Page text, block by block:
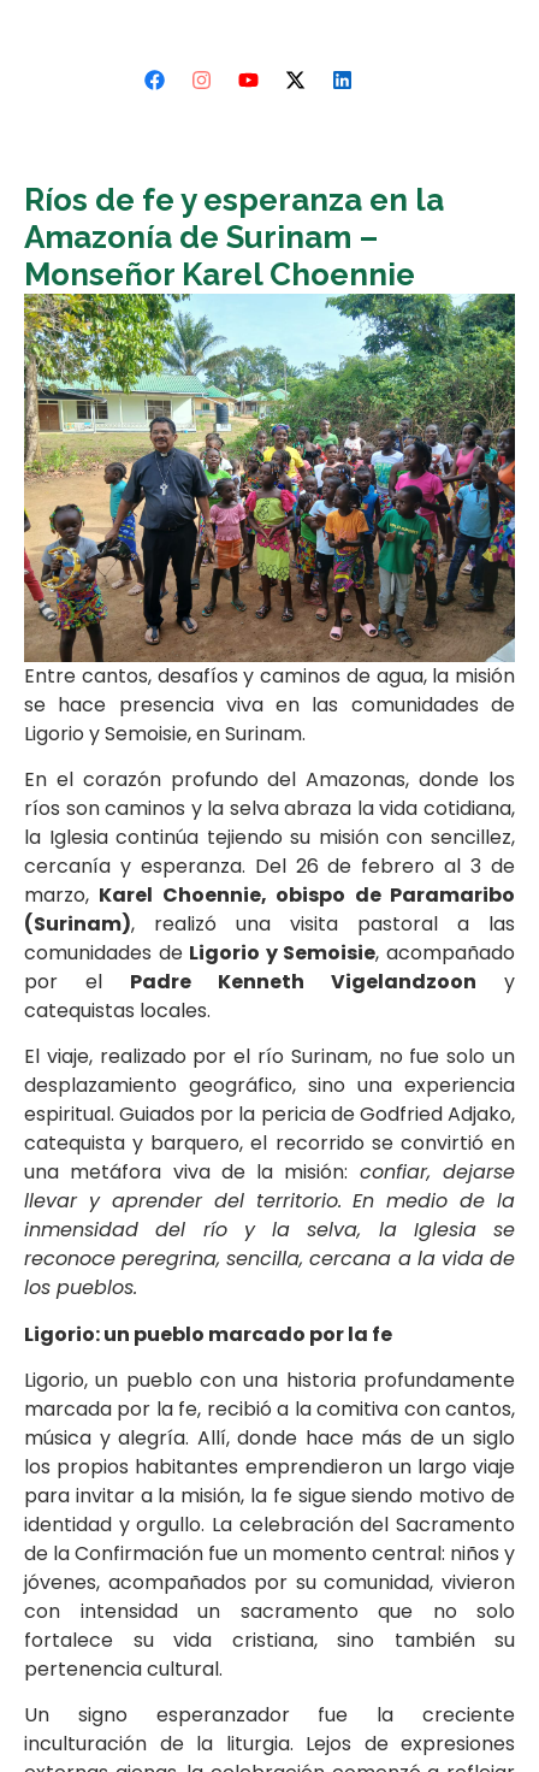
Ríos de fe y esperanza en la
Amazonía de Surinam –
Monseñor Karel Choennie
Entre cantos, desafíos y caminos de agua, la misión
se hace presencia viva en las comunidades de
Ligorio y Semoisie, en Surinam.
En el corazón profundo del Amazonas, donde los
ríos son caminos y la selva abraza la vida cotidiana,
la Iglesia continúa tejiendo su misión con sencillez,
cercanía y esperanza. Del 26 de febrero al 3 de
marzo, Karel Choennie, obispo de Paramaribo
(Surinam), realizó una visita pastoral a las
comunidades de Ligorio y Semoisie, acompañado
por el Padre Kenneth Vigelandzoon y
catequistas locales.
El viaje, realizado por el río Surinam, no fue solo un
desplazamiento geográfico, sino una experiencia
espiritual. Guiados por la pericia de Godfried Adjako,
catequista y barquero, el recorrido se convirtió en
una metáfora viva de la misión: confiar, dejarse
llevar y aprender del territorio. En medio de la
inmensidad del río y la selva, la Iglesia se
reconoce peregrina, sencilla, cercana a la vida de
los pueblos.
Ligorio: un pueblo marcado por la fe
Ligorio, un pueblo con una historia profundamente
marcada por la fe, recibió a la comitiva con cantos,
música y alegría. Allí, donde hace más de un siglo
los propios habitantes emprendieron un largo viaje
para invitar a la misión, la fe sigue siendo motivo de
identidad y orgullo. La celebración del Sacramento
de la Confirmación fue un momento central: niños y
jóvenes, acompañados por su comunidad, vivieron
con intensidad un sacramento que no solo
fortalece su vida cristiana, sino también su
pertenencia cultural.
Un signo esperanzador fue la creciente
inculturación de la liturgia. Lejos de expresiones